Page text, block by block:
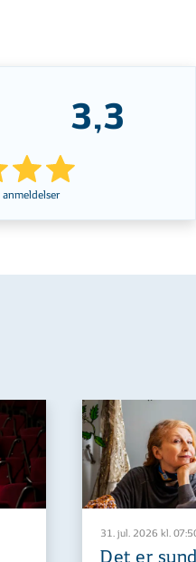
3,3
anmeldelser
31. jul. 2026 kl.